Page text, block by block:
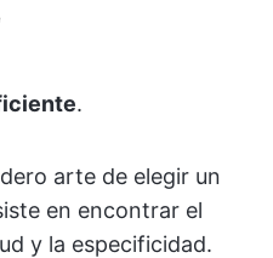
.
arte de elegir un
en encontrar el
y la especificidad.